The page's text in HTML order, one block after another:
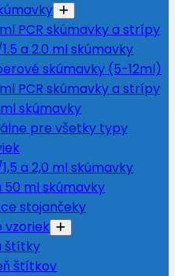
PCR skúmavky a strípy
a 2.0 ml skúmavky
skúmavky (5-12ml)
PCR skúmavky a strípy
skúmavky
pre všetky typy
a 2,0 ml skúmavky
50 ml skúmavky
stojančeky
vzoriek
štítky
štítkov